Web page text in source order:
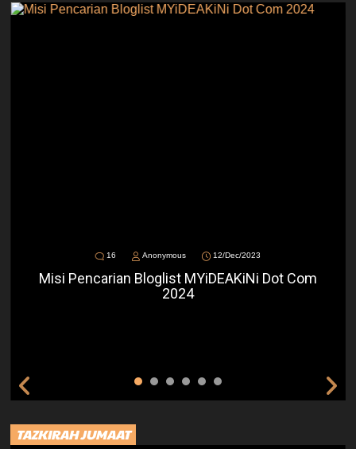
16 Anonymous 12/Dec/2023
Misi Pencarian Bloglist MYiDEAKiNi Dot Com
2024
TAZKIRAH JUMAAT